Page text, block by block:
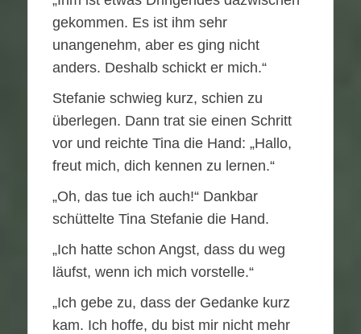
gekommen. Es ist ihm sehr
unangenehm, aber es ging nicht
anders. Deshalb schickt er mich.“
Stefanie schwieg kurz, schien zu
überlegen. Dann trat sie einen Schritt
vor und reichte Tina die Hand: „Hallo,
freut mich, dich kennen zu lernen.“
„Oh, das tue ich auch!“ Dankbar
schüttelte Tina Stefanie die Hand.
„Ich hatte schon Angst, dass du weg
läufst, wenn ich mich vorstelle.“
„Ich gebe zu, dass der Gedanke kurz
kam. Ich hoffe, du bist mir nicht mehr